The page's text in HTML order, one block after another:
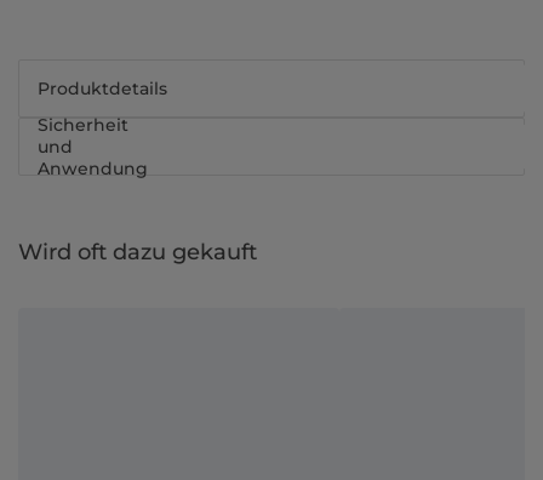
Produktdetails
Sicherheit
und
Anwendung
Wird oft dazu gekauft